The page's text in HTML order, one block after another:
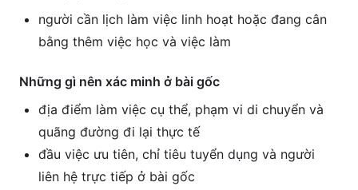
người cần lịch làm việc linh hoạt hoặc đang cân
bằng thêm việc học và việc làm
Những gì nên xác minh ở bài gốc
địa điểm làm việc cụ thể, phạm vi di chuyển và
quãng đường đi lại thực tế
đầu việc ưu tiên, chỉ tiêu tuyển dụng và người
liên hệ trực tiếp ở bài gốc